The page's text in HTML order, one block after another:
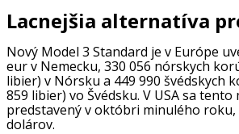
Lacnejšia alternatíva
Nový Model 3 Standard je v Európe
eur v Nemecku, 330 056 nórskych
libier) v Nórsku a 449 990 švédskych
859 libier) vo Švédsku. V USA sa
predstavený v októbri minulého roku,
dolárov.